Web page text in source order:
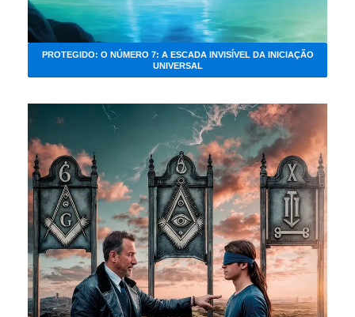
PROTEGIDO: O NÚMERO 7: A ESCADA INVISÍVEL DA INICIAÇÃO
UNIVERSAL